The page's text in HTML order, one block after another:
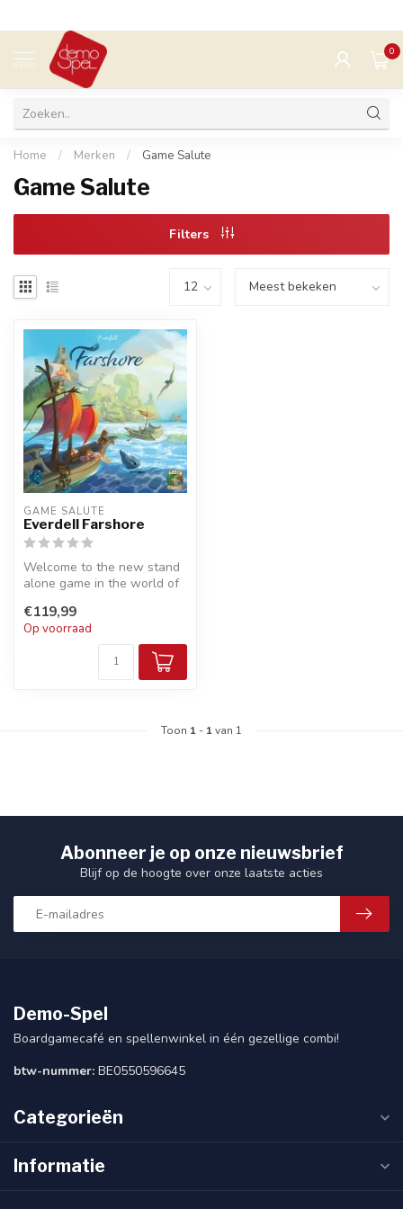
MENU
0
Home / Merken / Game Salute
Game Salute
Filters
GAME SALUTE
Everdell Farshore
Welcome to the new stand
alone game in the world of
This is the count...
€119,99
Op voorraad
Toon 1 - 1van 1
Abonneer je op onze nieuwsbrief
Blijf op de hoogte over onze laatste acties
Demo-Spel
Boardgamecafé en spellenwinkel in één gezellige combi!
btw-nummer: BE0550596645
Categorieën
Informatie